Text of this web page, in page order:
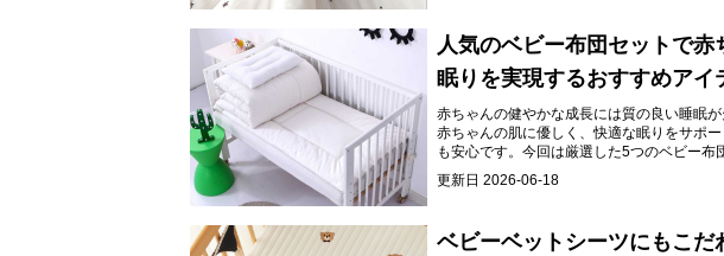
人気のベビー布団セットで
眠りを実現するおすすめアイ
赤ちゃんの健やかな成長には質の良い睡眠
赤ちゃんの肌に優しく、快適な眠りをサポ
も安心です。今回は厳選した5つのベビー
を応援します。
更新日 2026-06-18
ベビーベットシーツにもこ